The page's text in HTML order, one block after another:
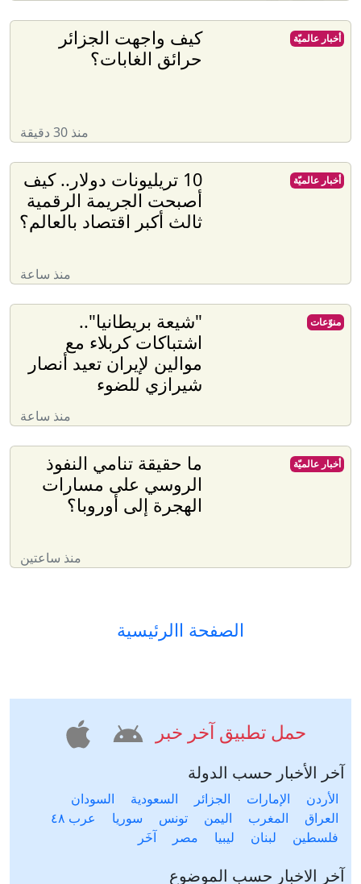
كيف واجهت الجزائر
حرائق الغابات؟
منذ 30 دقيقة
أخبار عالميّة
10 تريليونات دولار.. كيف
أصبحت الجريمة الرقمية
ثالث أكبر اقتصاد بالعالم؟
منذ ساعة
أخبار عالميّة
"شيعة بريطانيا"..
اشتباكات كربلاء مع
موالين لإيران تعيد أنصار
شيرازي للضوء
منذ ساعة
منوّعات
ما حقيقة تنامي النفوذ
الروسي على مسارات
الهجرة إلى أوروبا؟
منذ ساعتين
أخبار عالميّة
الصفحة االرئيسية
حمل تطبيق آخر خبر
آخر الأخبار حسب الدولة
الأردن الإمارات الجزائر السعودية
السودان
العراق
المغرب اليمن تونس سوريا
عرب ٤٨
فلسطين
لبنان ليبيا مصر آخَر
آخر الاخبار حسب الموضوع